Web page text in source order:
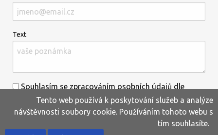
Text
Souhlasím se zpracováním osobních údajů dle
informací uvedenýchzde.*
Tento web používá k poskytování služeb a analýze
návštěvnosti soubory cookie. Používáním tohoto webu s
tím souhlasíte.